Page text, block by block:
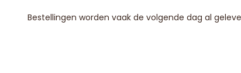
Bestellingen worden vaak de volgende dag al